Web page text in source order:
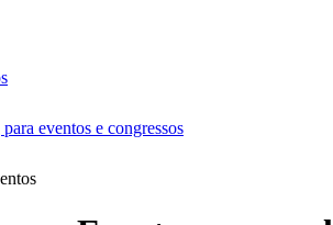
eventos e congressos